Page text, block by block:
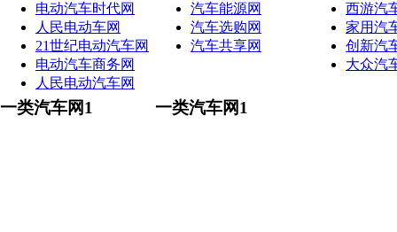
电动汽车时代网
人民电动车网
21世纪电动汽车网
电动汽车商务网
人民电动汽车网
汽车能源网
汽车选购网
汽车共享网
西游汽
家用汽
创新汽
大众汽
一类汽车网1 一类汽车网1